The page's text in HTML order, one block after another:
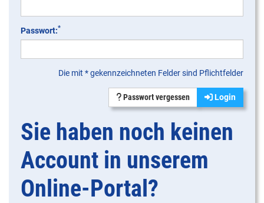
Passwort:*
Die mit * gekennzeichneten Felder sind Pflichtfelder
Passwort vergessen Login
Sie haben noch keinen
Account in unserem
Online-Portal?